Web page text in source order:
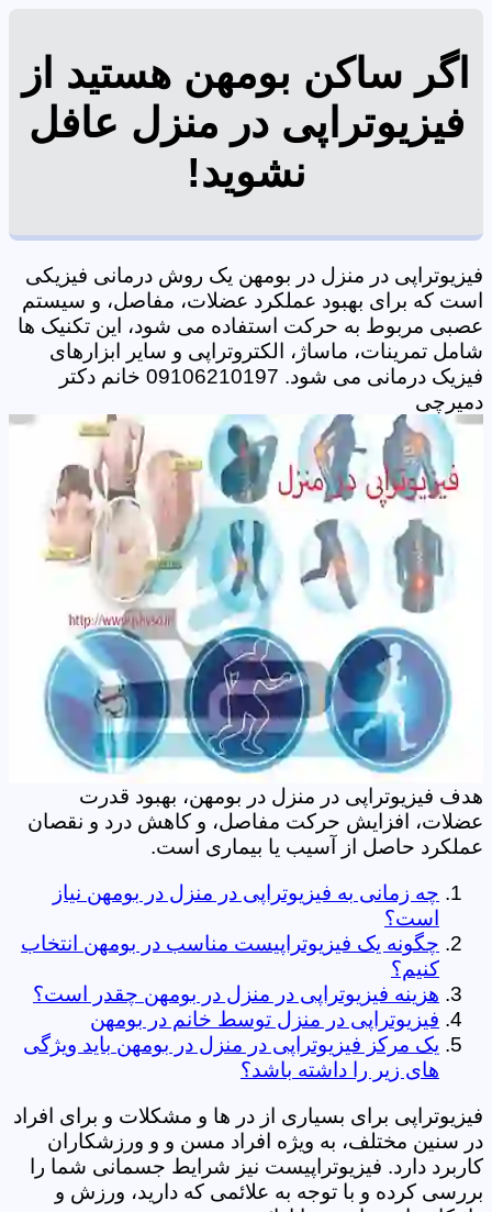
اگر ساکن بومهن هستید از
فیزیوتراپی در منزل عافل
نشوید!
فیزیوتراپی در منزل در بومهن یک روش درمانی فیزیکی
است که برای بهبود عملکرد عضلات، مفاصل، و سیستم
عصبی مربوط به حرکت استفاده می شود، این تکنیک ها
شامل تمرینات، ماساژ، الکتروتراپی و سایر ابزارهای
فیزیک درمانی می شود. 09106210197 خانم دکتر
دمیرچی
هدف فیزیوتراپی در منزل در بومهن، بهبود قدرت
عضلات، افزایش حرکت مفاصل، و کاهش درد و نقصان
عملکرد حاصل از آسیب یا بیماری است.
چه زمانی به فیزیوتراپی در منزل در بومهن نیاز
است؟
چگونه یک فیزیوتراپیست مناسب در بومهن انتخاب
کنیم؟
هزینه فیزیوتراپی در منزل در بومهن چقدر است؟
فیزیوتراپی در منزل توسط خانم در بومهن
یک مرکز فیزیوتراپی در منزل در بومهن باید ویژگی
های زیر را داشته باشد؟
فیزیوتراپی برای بسیاری از در ها و مشکلات و برای افراد
در سنین مختلف، به ویژه افراد مسن و و ورزشکاران
کاربرد دارد. فیزیوتراپیست نیز شرایط جسمانی شما را
بررسی کرده و با توجه به علائمی که دارید، ورزش و